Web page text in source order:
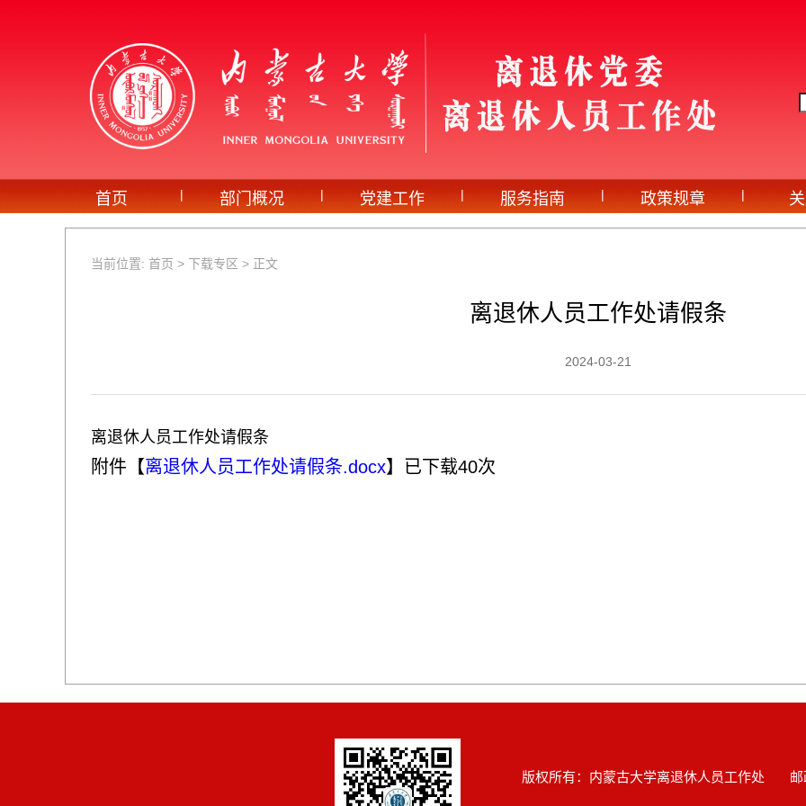
首页 | 部门概况 | 党建工作 | 服务指南 | 政策规章 |
当前位置: 首页 > 下载专区 > 正文
离退休人员工作处请假条
2024-03-21
离退休人员工作处请假条
附件【离退休人员工作处请假条.docx】已下载40次
版权所有：内蒙古大学离退休人员工作处 邮